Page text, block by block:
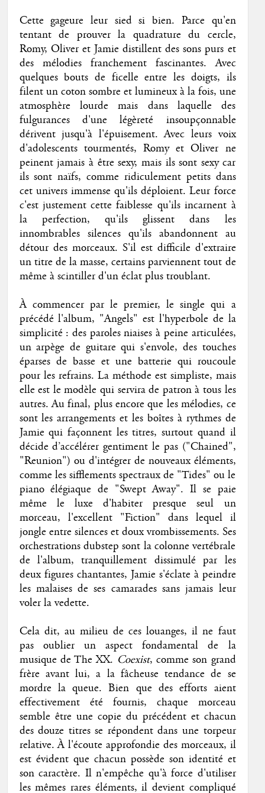
Cette gageure leur sied si bien. Parce qu'en
tentant de prouver la quadrature du cercle,
Romy, Oliver et Jamie distillent des sons purs et
des mélodies franchement fascinantes. Avec
quelques bouts de ficelle entre les doigts, ils
filent un coton sombre et lumineux à la fois, une
atmosphère lourde mais dans laquelle des
fulgurances d'une légèreté insoupçonnable
dérivent jusqu'à l'épuisement. Avec leurs voix
d'adolescents tourmentés, Romy et Oliver ne
peinent jamais à être sexy, mais ils sont sexy car
ils sont naïfs, comme ridiculement petits dans
cet univers immense qu'ils déploient. Leur force
c'est justement cette faiblesse qu'ils incarnent à
la perfection, qu'ils glissent dans les
innombrables silences qu'ils abandonnent au
détour des morceaux. S'il est difficile d'extraire
un titre de la masse, certains parviennent tout de
même à scintiller d'un éclat plus troublant.
À commencer par le premier, le single qui a
précédé l'album, "Angels" est l'hyperbole de la
simplicité : des paroles niaises à peine articulées,
un arpège de guitare qui s'envole, des touches
éparses de basse et une batterie qui roucoule
pour les refrains. La méthode est simpliste, mais
elle est le modèle qui servira de patron à tous les
autres. Au final, plus encore que les mélodies, ce
sont les arrangements et les boîtes à rythmes de
Jamie qui façonnent les titres, surtout quand il
décide d’accélérer gentiment le pas ("Chained",
"Reunion") ou d'intégrer de nouveaux éléments,
comme les sifflements spectraux de "Tides" ou le
piano élégiaque de "Swept Away". Il se paie
même le luxe d'habiter presque seul un
morceau, l'excellent "Fiction" dans lequel il
jongle entre silences et doux vrombissements. Ses
orchestrations dubstep sont la colonne vertébrale
de l'album, tranquillement dissimulé par les
deux figures chantantes, Jamie s'éclate à peindre
les malaises de ses camarades sans jamais leur
voler la vedette.
Cela dit, au milieu de ces louanges, il ne faut
pas oublier un aspect fondamental de la
musique de The XX. Coexist, comme son grand
frère avant lui, a la fâcheuse tendance de se
mordre la queue. Bien que des efforts aient
effectivement été fournis, chaque morceau
semble être une copie du précédent et chacun
des douze titres se répondent dans une torpeur
relative. À l'écoute approfondie des morceaux, il
est évident que chacun possède son identité et
son caractère. Il n'empêche qu'à force d'utiliser
les mêmes rares éléments, il devient compliqué